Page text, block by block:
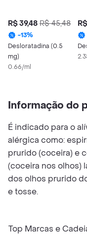
R$ 39,48 R$ 45,48
-13%
Desloratadina (0.5
mg)
0.66/ml
Informação do
É indicado para o
alérgica como:
prurido (coceira) e
(coceira nos olhos)
dos olhos prurido
e tosse.
Top Marcas e